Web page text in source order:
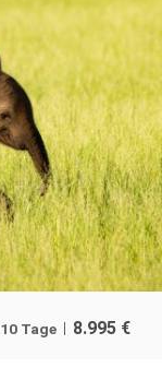
10 Tage 8.995 €